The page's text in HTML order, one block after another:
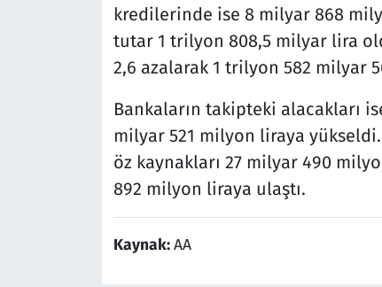
kredilerinde ise 8 milyar 868
tutar 1 trilyon 808,5 milyar lira
2,6 azalarak 1 trilyon 582 milyar
Bankaların takipteki alacakları
milyar 521 milyon liraya
öz kaynakları 27 milyar 490
892 milyon liraya ulaştı.
Kaynak:AA